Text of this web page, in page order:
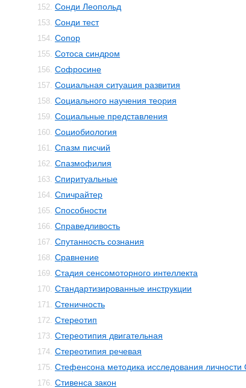
152. Сонди Леопольд
153. Сонди тeст
154. Сопор
155. Сотоса синдром
156. Софросине
157. Социальная ситуация развития
158. Социального научения теория
159. Социальные представления
160. Социобиология
161. Спазм писчий
162. Спазмофилия
163. Спиритуальные
164. Спичрайтер
165. Способности
166. Справедливость
167. Спутанность сознания
168. Сравнение
169. Стадия сенсомоторного интеллекта
170. Стандартизированные инструкции
171. Стеничность
172. Стереотип
173. Стереотипия двигательная
174. Стереотипия речевая
175. Стефенсона методика исследования личности
176. Стивенса закон